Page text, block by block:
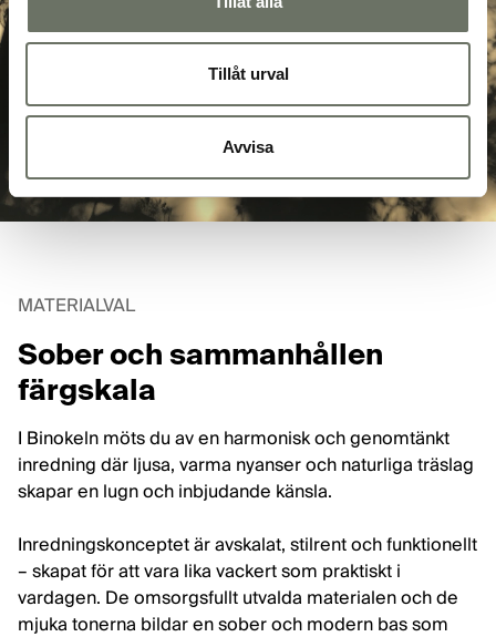
Tillåt urval
Avvisa
MATERIALVAL
Sober och sammanhållen
färgskala
I Binokeln möts du av en harmonisk och genomtänkt
inredning där ljusa, varma nyanser och naturliga träslag
skapar en lugn och inbjudande känsla.
Inredningskonceptet är avskalat, stilrent och funktionellt
– skapat för att vara lika vackert som praktiskt i
vardagen. De omsorgsfullt utvalda materialen och de
mjuka tonerna bildar en sober och modern bas som